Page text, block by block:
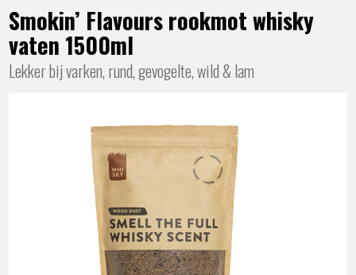
Smokin’ Flavours rookmot whisky
vaten 1500ml
Lekker bij varken, rund, gevogelte, wild & lam